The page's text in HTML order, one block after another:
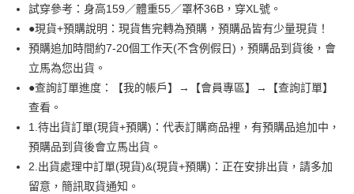
台灣樂天信用卡公司
相關說明
【關於「AFTEE先享後付」】
AFTEE先享後付是「在收到商品之後才付款」的支付方式。 讓您購物簡單
１．簡單：不需註冊會員、不需綁卡、不需儲值。
２．便利：只要手機號碼，簡訊認證，即可結帳。
３．安心：先確認商品／服務後，再付款。
【「AFTEE先享後付」結帳流程】
１．於結帳方式選擇「AFTEE先享後付」後，將跳轉至「AFTEE先享後付」
２．訂單成立數日內，您將收到繳費通知簡訊。
３．收到繳費通知簡訊後14天內，點擊此簡訊中的連結，可透過四大超商／
ATM付款
運送方式
全家取貨付款
每筆NT$99,999
每筆NT$99,999
試穿參考：身高159／體重55／罩杯36B，穿XL號。
●現貨+預購說明：現貨售完轉為預購，預購品皆有少量現貨！
預購追加時間約7-20個工作天(不含例假日)，預購品到貨後，會
立馬為您出貨。
●查詢訂單進度：【我的帳戶】→【會員專區】→【查詢訂單】
查看。
1.待出貨訂單(現貨+預購)：代表訂購商品裡，有預購品追加中，
預購品到貨後會立馬出貨。
2.出貨處理中訂單(現貨)&(現貨+預購)：正在安排出貨，請多加
留意，簡訊取貨通知。